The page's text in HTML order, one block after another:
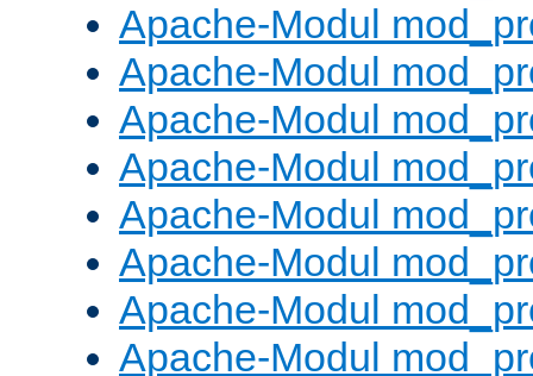
Apache-Modul
Apache-Modul
Apache-Modul
Apache-Modul
Apache-Modul
Apache-Modul
Apache-Modul
Apache-Modul